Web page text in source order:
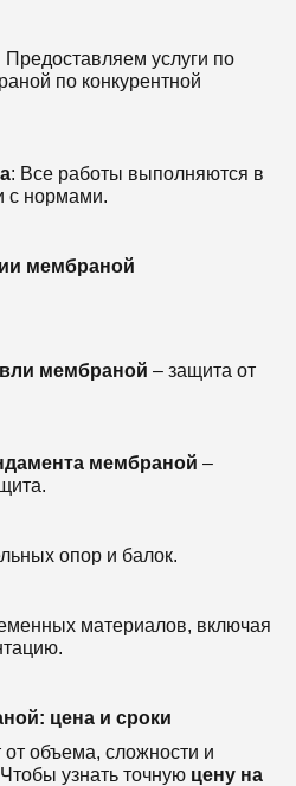
Предоставляем услуги по
по конкурентной
: Все работы выполняются в
с нормами.
мембраной
мембраной – защита от
мембраной –
опор и балок.
материалов, включая
цена и сроки
от объема, сложности и
узнать точную цену на